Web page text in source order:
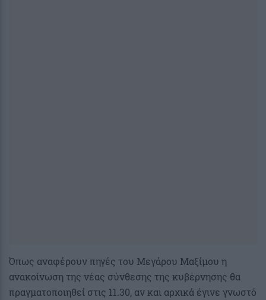
Όπως αναφέρουν πηγές του Μεγάρου Μαξίμου η
ανακοίνωση της νέας σύνθεσης της κυβέρνησης θα
πραγματοποιηθεί στις 11.30, αν και αρχικά έγινε γνωστό